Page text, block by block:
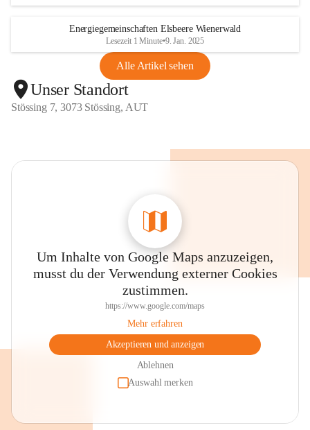
Energiegemeinschaften Elsbeere Wienerwald
Lesezeit 1 Minute•9. Jan. 2025
Alle Artikel sehen
Unser Standort
Stössing 7, 3073 Stössing, AUT
Um Inhalte von Google Maps anzuzeigen,
musst du der Verwendung externer Cookies
zustimmen.
https://www.google.com/maps
Mehr erfahren
Akzeptieren und anzeigen
Ablehnen
Auswahl merken